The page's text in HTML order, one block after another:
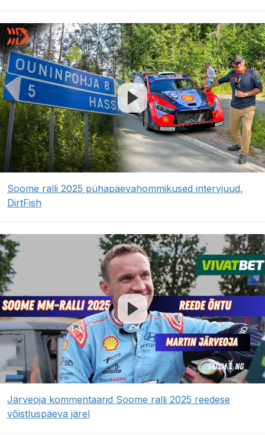
Soome ralli 2025 pühapäevahommikused intervjuud,
DirtFish
Järveoja kommentaarid Soome ralli 2025 reedese
võistluspäeva järel